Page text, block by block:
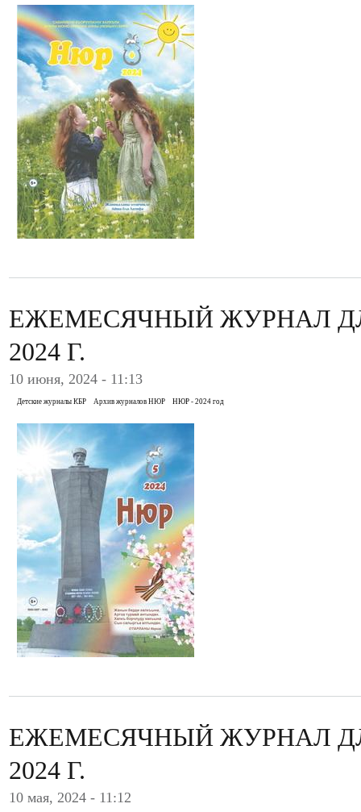
ЕЖЕМЕСЯЧНЫЙ ЖУРНАЛ
2024 Г.
10 июня, 2024 - 11:13
Детские журналы КБР Архив журналов НЮР НЮР - 2024 год
ЕЖЕМЕСЯЧНЫЙ ЖУРНАЛ
2024 Г.
10 мая, 2024 - 11:12